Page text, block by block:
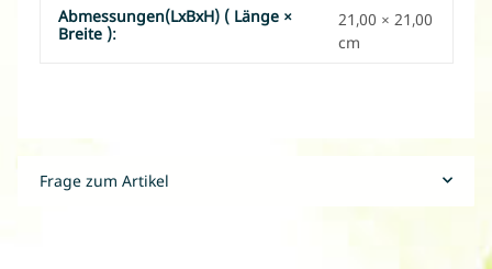
Produkteigenschaft
Wert
Abmessungen(LxBxH) ( Länge ×
Breite ):
21,00 × 21,00
cm
Frage zum Artikel